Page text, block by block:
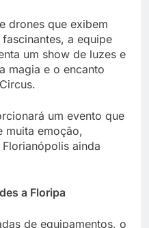
drones que exibem
a equipe
um show de luzes e
magia e o encanto
um evento que
muita emoção,
ainda
a Floripa
de equipamentos, o